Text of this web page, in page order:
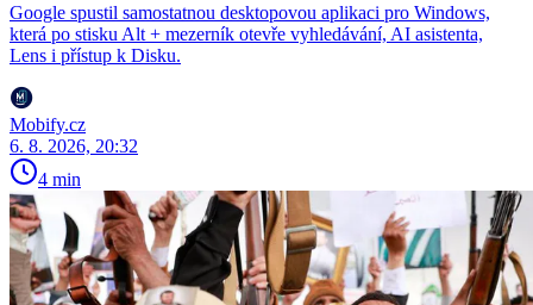
Google spustil samostatnou desktopovou aplikaci pro Windows,
která po stisku Alt + mezerník otevře vyhledávání, AI asistenta,
Lens i přístup k Disku.
Mobify.cz
6. 8. 2026, 20:32
4 min